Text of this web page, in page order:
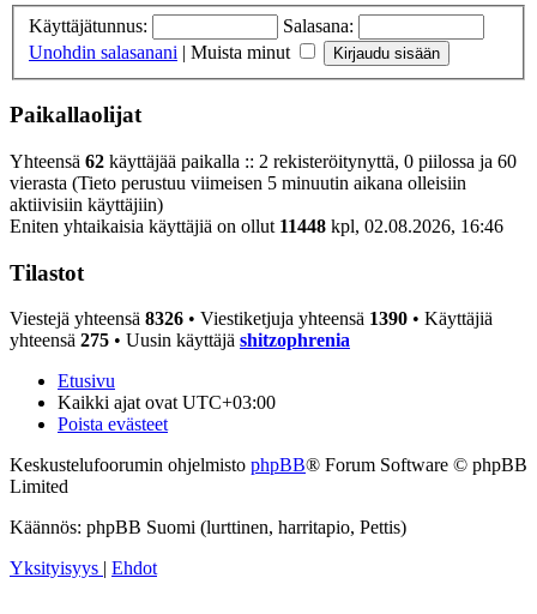
Käyttäjätunnus:
Salasana:
Unohdin salasanani | Muista minut
Paikallaolijat
Yhteensä 62 käyttäjää paikalla :: 2 rekisteröitynyttä, 0 piilossa ja 60
vierasta (Tieto perustuu viimeisen 5 minuutin aikana olleisiin
aktiivisiin käyttäjiin)
Eniten yhtaikaisia käyttäjiä on ollut 11448 kpl, 02.08.2026, 16:46
Tilastot
Viestejä yhteensä 8326 • Viestiketjuja yhteensä 1390 • Käyttäjiä
yhteensä 275 • Uusin käyttäjä shitzophrenia
Etusivu
Kaikki ajat ovat UTC+03:00
Poista evästeet
Keskustelufoorumin ohjelmisto phpBB® Forum Software © phpBB
Limited
Käännös: phpBB Suomi (lurttinen, harritapio, Pettis)
Yksityisyys | Ehdot